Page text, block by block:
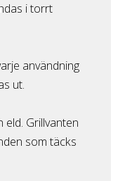
i torrt
användning
ut.
eld. Grillvanten
som täcks